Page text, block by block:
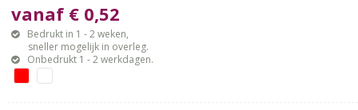
vanaf € 0,52
Bedrukt in 1 - 2 weken,
sneller mogelijk in overleg.
Onbedrukt 1 - 2 werkdagen.